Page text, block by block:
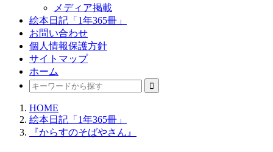
メディア掲載
絵本日記「1年365冊」
お問い合わせ
個人情報保護方針
サイトマップ
ホーム
HOME
絵本日記「1年365冊」
『からすのそばやさん』